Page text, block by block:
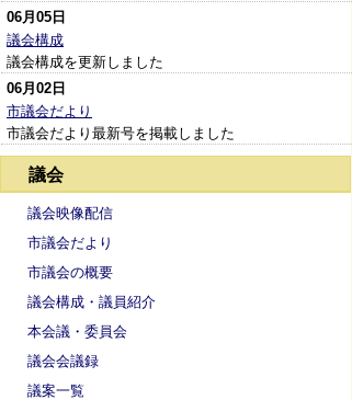
06月05日
議会構成
議会構成を更新しました
06月02日
市議会だより
市議会だより最新号を掲載しました
議会
議会映像配信
市議会だより
市議会の概要
議会構成・議員紹介
本会議・委員会
議会会議録
議案一覧